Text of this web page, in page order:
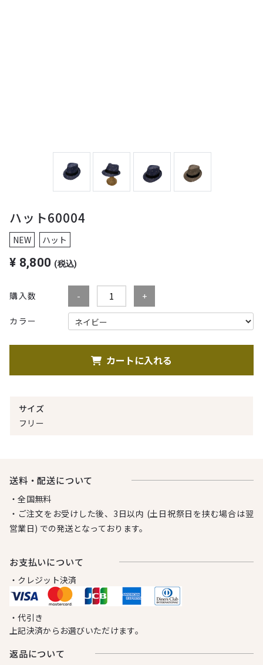
ハット60004
NEW ハット
¥ 8,800 (税込)
購入数
カラー
カートに入れる
サイズ
フリー
送料・配送について
・全国無料
・ご注文をお受けした後、3日以内 (土日祝祭日を挟む場合は翌
営業日) での発送となっております。
お⽀払いについて
・クレジット決済
・代引き
上記決済からお選びいただけます。
返品について